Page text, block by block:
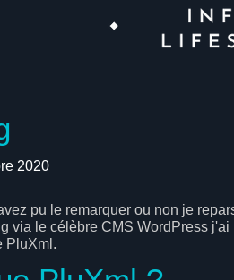
2020
pu le remarquer ou non je
via le célèbre CMS WordPress
PluXml.